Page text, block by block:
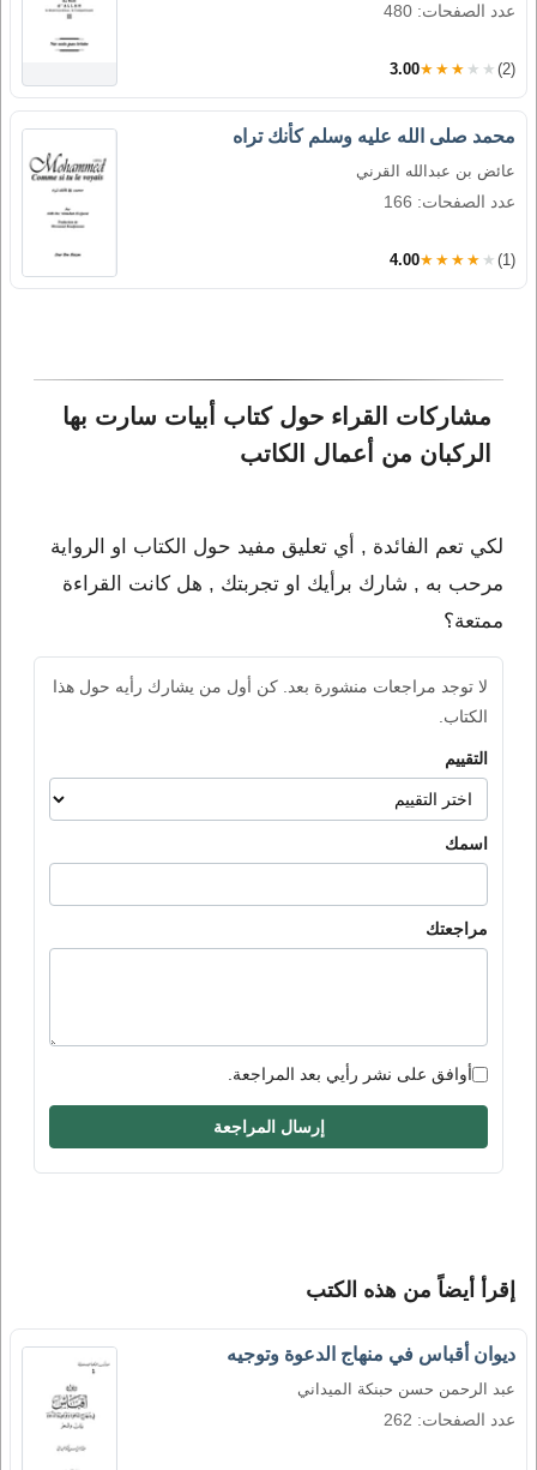
عدد الصفحات: 480
3.00★★★★★ (2)
محمد صلى الله عليه وسلم كأنك تراه
عائض بن عبدالله القرني
عدد الصفحات: 166
4.00★★★★★ (1)
مشاركات القراء حول كتاب أبيات سارت بها
الركبان من أعمال الكاتب
لكي تعم الفائدة , أي تعليق مفيد حول الكتاب او الرواية
مرحب به , شارك برأيك او تجربتك , هل كانت القراءة
ممتعة؟
لا توجد مراجعات منشورة بعد. كن أول من يشارك رأيه حول هذا
الكتاب.
التقييم
اسمك
مراجعتك
أوافق على نشر رأيي بعد المراجعة.
إرسال المراجعة
إقرأ أيضاً من هذه الكتب
ديوان أقباس في منهاج الدعوة وتوجيه
عبد الرحمن حسن حبنكة الميداني
عدد الصفحات: 262